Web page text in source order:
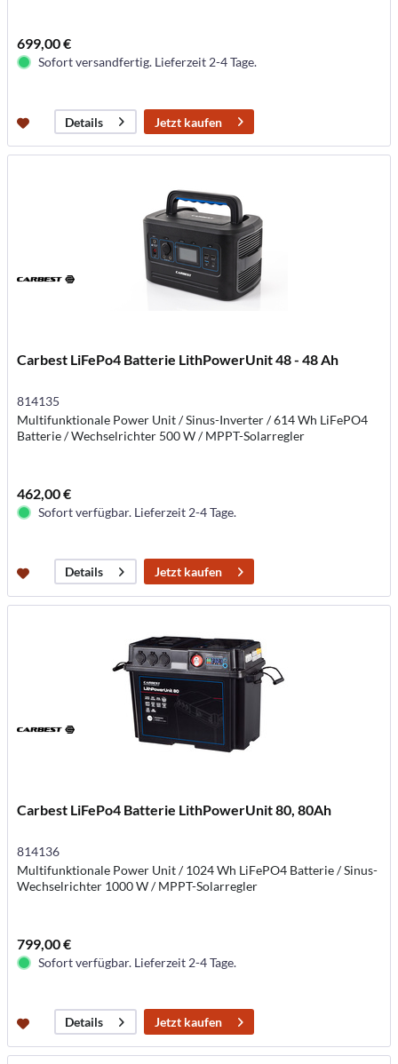
699,00 €
Sofort versandfertig. Lieferzeit 2-4 Tage.
Details Jetzt kaufen
Carbest LiFePo4 Batterie LithPowerUnit 48 - 48 Ah
814135
Multifunktionale Power Unit / Sinus-Inverter / 614 Wh LiFePO4
Batterie / Wechselrichter 500 W / MPPT-Solarregler
462,00 €
Sofort verfügbar. Lieferzeit 2-4 Tage.
Details Jetzt kaufen
Carbest LiFePo4 Batterie LithPowerUnit 80, 80Ah
814136
Multifunktionale Power Unit / 1024 Wh LiFePO4 Batterie / Sinus-
Wechselrichter 1000 W / MPPT-Solarregler
799,00 €
Sofort verfügbar. Lieferzeit 2-4 Tage.
Details Jetzt kaufen